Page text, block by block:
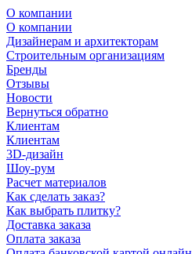
О компании
О компании
Дизайнерам и архитекторам
Строительным организациям
Бренды
Отзывы
Новости
Вернуться обратно
Клиентам
Клиентам
3D-дизайн
Шоу-рум
Расчет материалов
Как сделать заказ?
Как выбрать плитку?
Доставка заказа
Оплата заказа